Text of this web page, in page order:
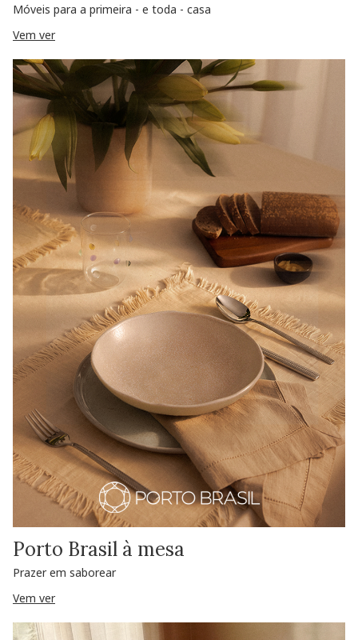
Móveis para a primeira - e toda - casa
Vem ver
Porto Brasil à mesa
Prazer em saborear
Vem ver